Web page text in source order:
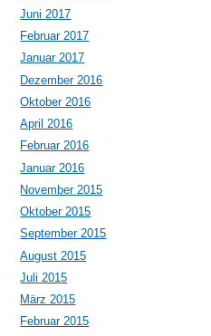
Juni 2017
Februar 2017
Januar 2017
Dezember 2016
Oktober 2016
April 2016
Februar 2016
Januar 2016
November 2015
Oktober 2015
September 2015
August 2015
Juli 2015
März 2015
Februar 2015